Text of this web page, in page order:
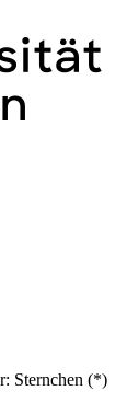
Sternchen (*)